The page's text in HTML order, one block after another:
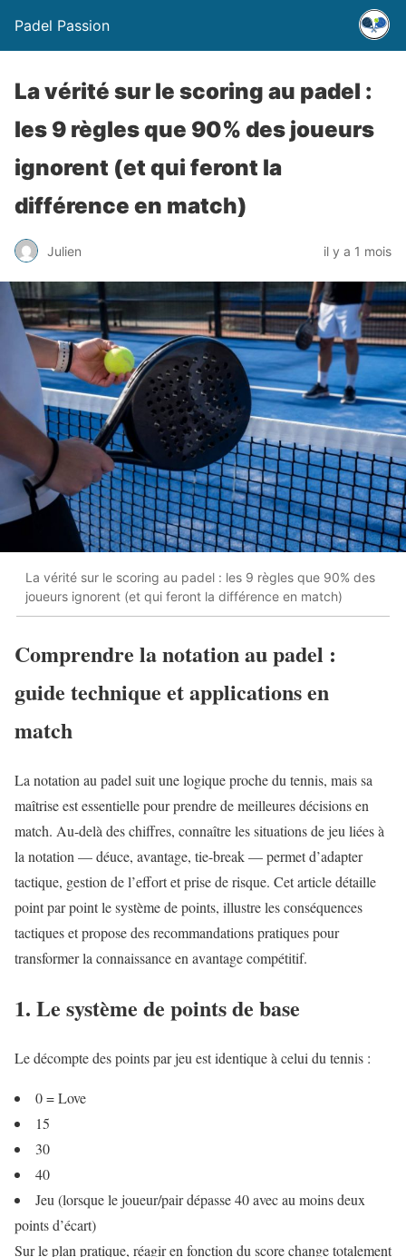
Padel Passion
La vérité sur le scoring au padel :
les 9 règles que 90% des joueurs
ignorent (et qui feront la
différence en match)
Julien il y a 1 mois
La vérité sur le scoring au padel : les 9 règles que 90% des
joueurs ignorent (et qui feront la différence en match)
Comprendre la notation au padel :
guide technique et applications en
match
La notation au padel suit une logique proche du tennis, mais sa
maîtrise est essentielle pour prendre de meilleures décisions en
match. Au-delà des chiffres, connaître les situations de jeu liées à
la notation — déuce, avantage, tie-break — permet d’adapter
tactique, gestion de l’effort et prise de risque. Cet article détaille
point par point le système de points, illustre les conséquences
tactiques et propose des recommandations pratiques pour
transformer la connaissance en avantage compétitif.
1. Le système de points de base
Le décompte des points par jeu est identique à celui du tennis :
0 = Love
15
30
40
Jeu (lorsque le joueur/pair dépasse 40 avec au moins deux
points d’écart)
Sur le plan pratique, réagir en fonction du score change totalement